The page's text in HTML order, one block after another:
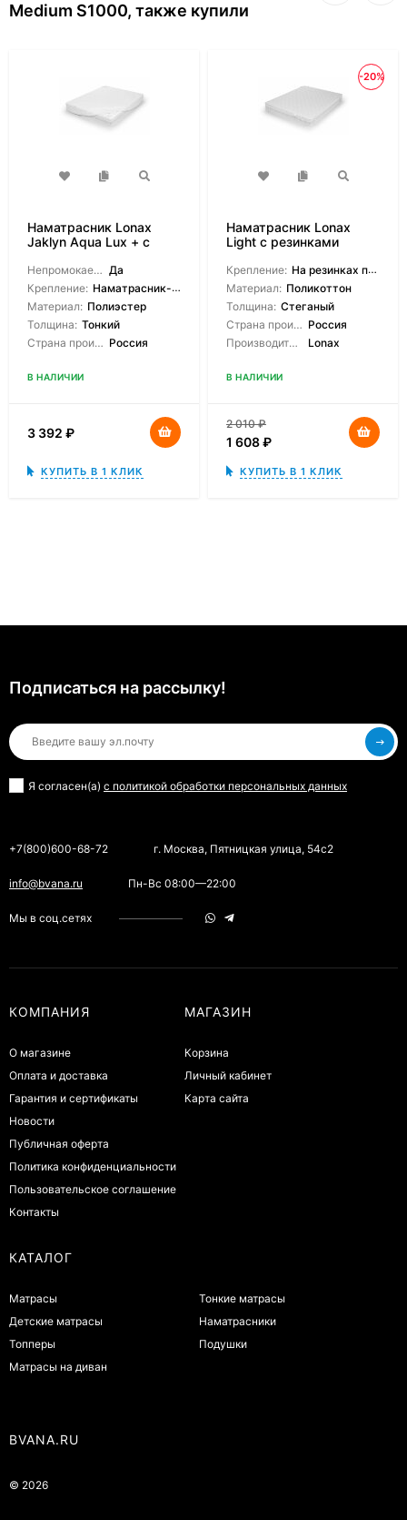
Medium S1000, также купили
Наматрасник Lonax
Jaklyn Aqua Lux + с
Непромокаемый: Да
Крепление: Наматрасник-чехол
Материал: Полиэстер
Толщина: Тонкий
Страна производитель: Россия
В НАЛИЧИИ
3 392 ₽
КУПИТЬ В 1 КЛИК
-20%
Наматрасник Lonax
Light с резинками
Крепление: На резинках по углам
Материал: Поликоттон
Толщина: Стеганый
Страна производитель: Россия
Производитель:
Lonax
В НАЛИЧИИ
2 010₽
1 608₽
КУПИТЬ В 1 КЛИК
Подписаться на рассылкy!
Я согласен(a) с политикой обработки персональных данных
+7(800)600-68-72 г. Москва, Пятницкая улица, 54с2
info@bvana.ru Пн-Вс 08:00—22:00
Мы в соц.сетях
КОМПАНИЯ
О магазине
Оплата и доставка
Гарантия и сертификаты
Новости
Публичная оферта
Политика конфиденциальности
Пользовательское соглашение
Контакты
МАГАЗИН
Корзина
Личный кабинет
Карта сайта
КАТАЛОГ
Матрасы
Детские матрасы
Топперы
Матрасы на диван
Тонкие матрасы
Наматрасники
Подушки
BVANA.RU
© 2026